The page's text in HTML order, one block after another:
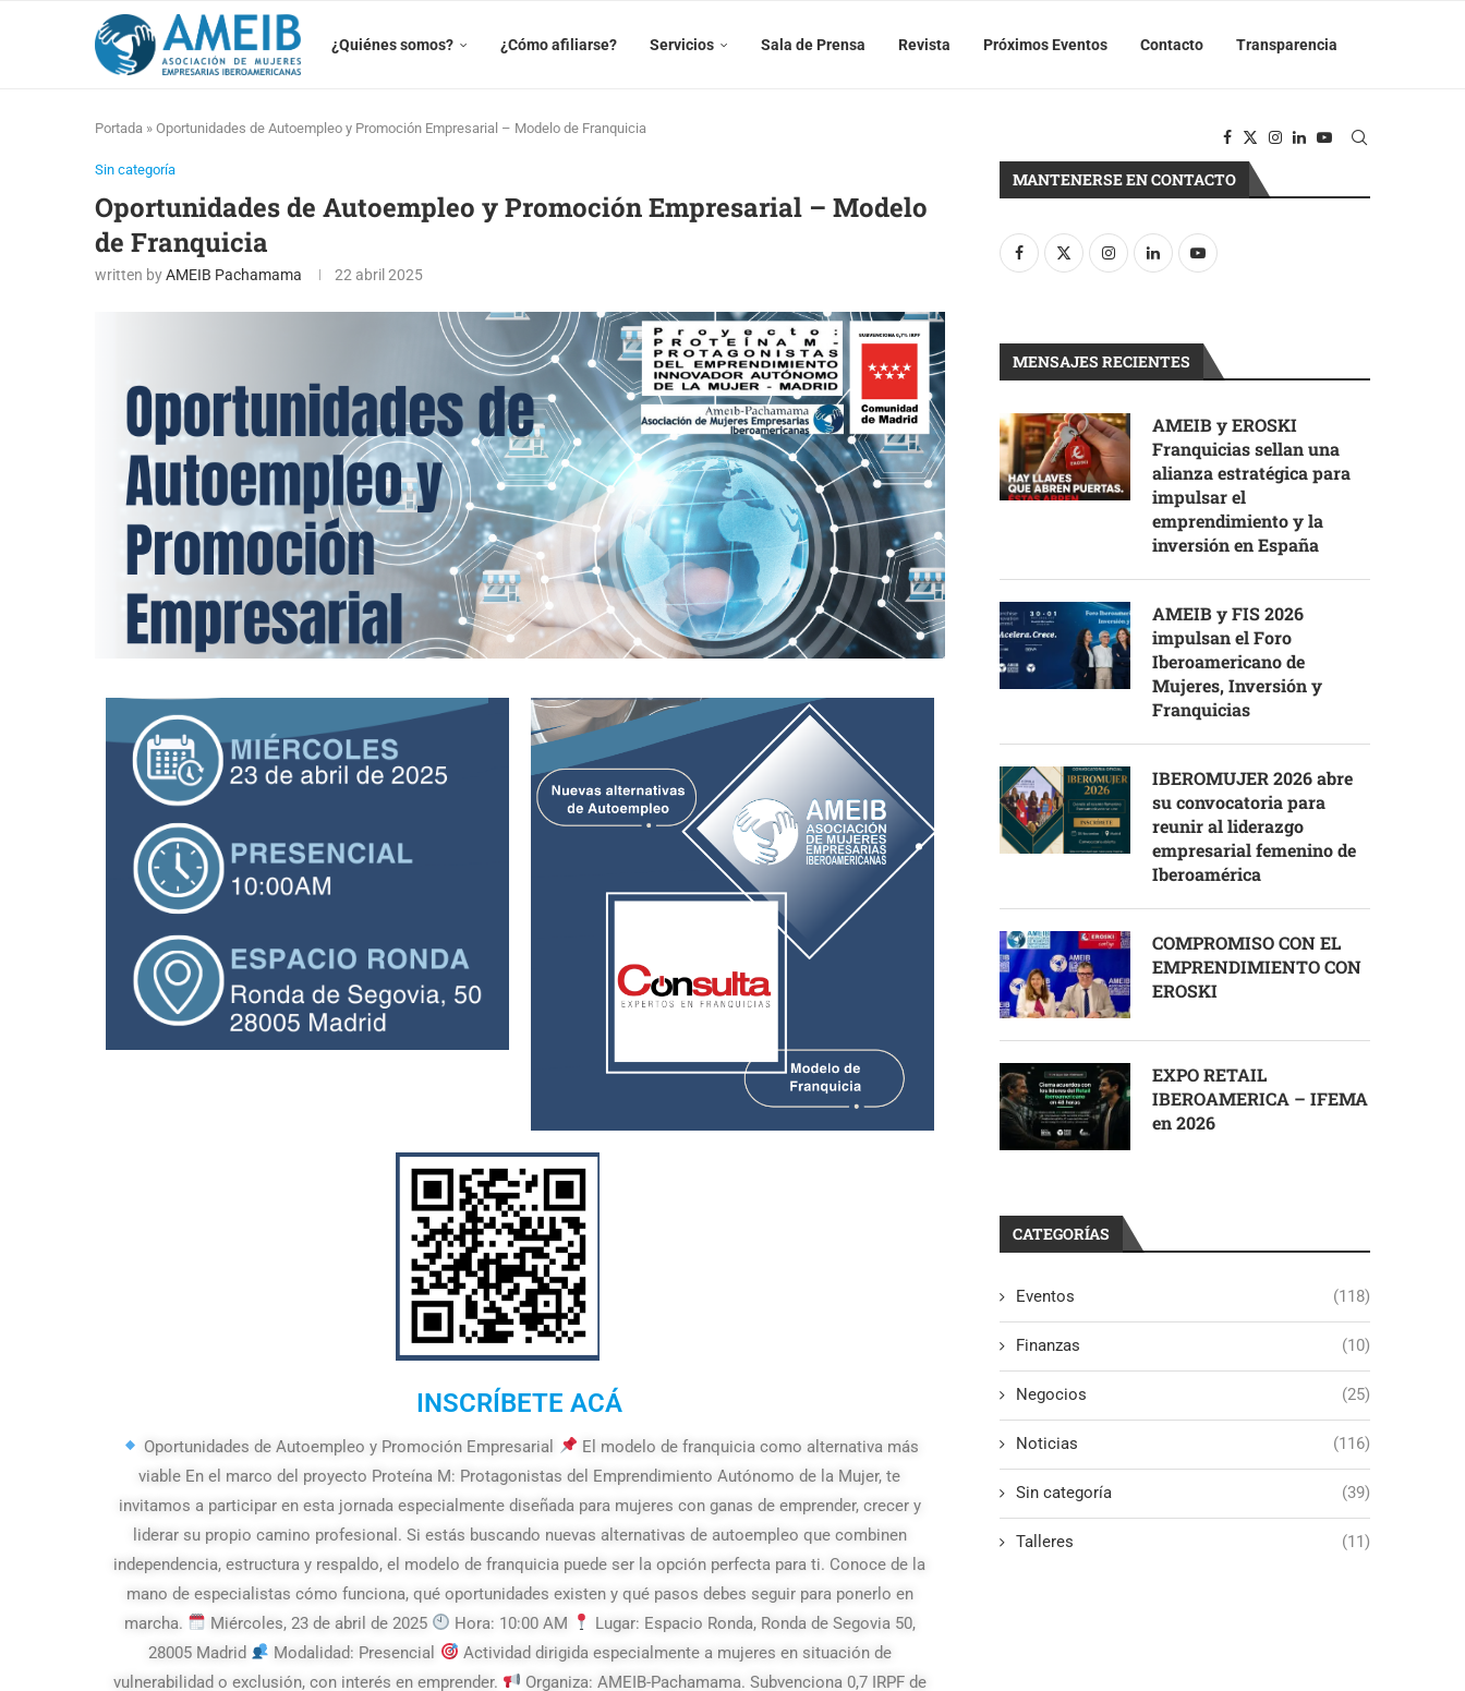
¿Quiénes somos? ¿Cómo afiliarse? Servicios Sala de Prensa Revista Próximos Eventos Contacto Transparencia
Portada » Oportunidades de Autoempleo y Promoción Empresarial – Modelo de Franquicia
Sin categoría
Oportunidades de Autoempleo y Promoción Empresarial – Modelo
de Franquicia
written byAMEIB Pachamama 22 abril 2025
INSCRÍBETE ACÁ
Oportunidades de Autoempleo y Promoción Empresarial
El modelo de franquicia como alternativa más
viable En el marco del proyecto Proteína M: Protagonistas del Emprendimiento Autónomo de la Mujer, te
invitamos a participar en esta jornada especialmente diseñada para mujeres con ganas de emprender, crecer y
liderar su propio camino profesional. Si estás buscando nuevas alternativas de autoempleo que combinen
independencia, estructura y respaldo, el modelo de franquicia puede ser la opción perfecta para ti. Conoce de la
mano de especialistas cómo funciona, qué oportunidades existen y qué pasos debes seguir para ponerlo en
marcha.
Miércoles, 23 de abril de 2025 Hora: 10:00 AM
Lugar: Espacio Ronda, Ronda de Segovia 50,
28005 Madrid
Modalidad: Presencial
Actividad dirigida especialmente a mujeres en situación de
vulnerabilidad o exclusión, con interés en emprender.
Organiza: AMEIB-Pachamama. Subvenciona 0,7 IRPF de
MANTENERSE EN CONTACTO
MENSAJES RECIENTES
AMEIB y EROSKI
Franquicias sellan una
alianza estratégica para
impulsar el
emprendimiento y la
inversión en España
AMEIB y FIS 2026
impulsan el Foro
Iberoamericano de
Mujeres, Inversión y
Franquicias
IBEROMUJER 2026 abre
su convocatoria para
reunir al liderazgo
empresarial femenino de
Iberoamérica
COMPROMISO CON EL
EMPRENDIMIENTO CON
EROSKI
EXPO RETAIL
IBEROAMERICA – IFEMA
en 2026
CATEGORÍAS
Eventos (118)
Finanzas (10)
Negocios (25)
Noticias (116)
Sin categoría (39)
Talleres (11)